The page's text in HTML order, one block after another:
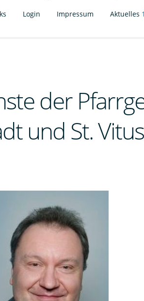
Login Impressum Aktuelles
der
und St.